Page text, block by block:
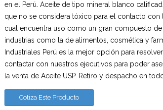
en el Perú. Aceite de tipo mineral blanco
que no se considera tóxico para el contacto
cual encuentra uso como un gran compuesto de
industrias como la de alimentos, cosmética y
Industriales Perú es la mejor opción para
contactar con nuestros ejecutivos para poder
la venta de Aceite USP. Retiro y despacho en
Cotiza Este Producto